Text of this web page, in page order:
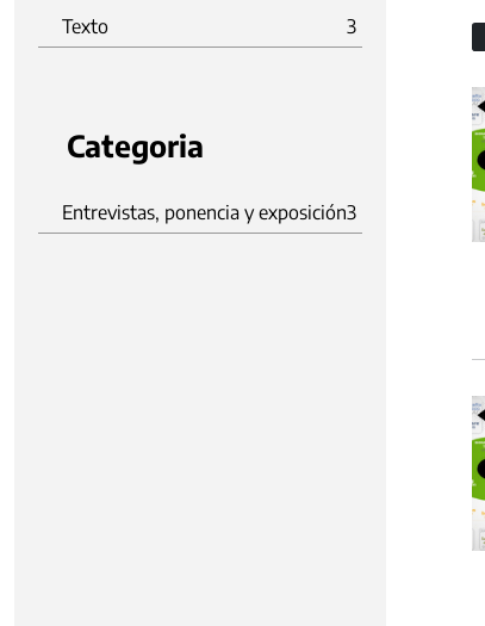
Texto 3
Categoria
Entrevistas, ponencia y exposición3